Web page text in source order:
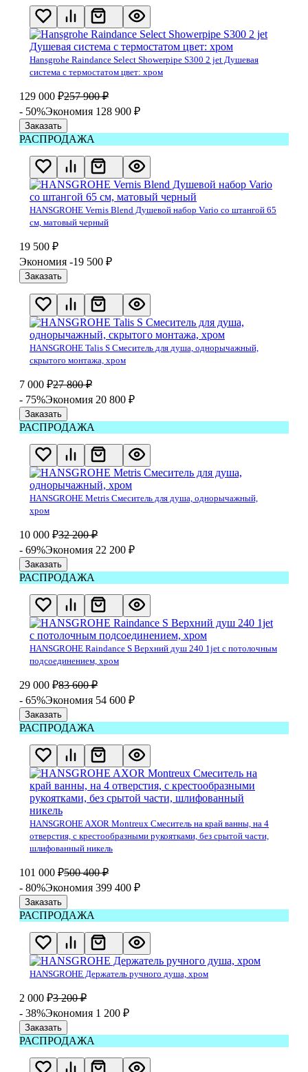
Hansgrohe Raindance Select Showerpipe S300 2 jet Душевая
система с термостатом цвет: хром
129 000 ₽257 900 ₽
- 50%Экономия 128 900 ₽
Заказать
РАСПРОДАЖА
HANSGROHE Vernis Blend Душевой набор Vario cо штангой 65
см, матовый черный
19 500 ₽
Экономия -19 500 ₽
Заказать
HANSGROHE Talis S Смеситель для душа, однорычажный,
скрытого монтажа, хром
7 000 ₽27 800 ₽
- 75%Экономия 20 800 ₽
Заказать
РАСПРОДАЖА
HANSGROHE Metris Смеситель для душа, однорычажный,
хром
10 000 ₽32 200 ₽
- 69%Экономия 22 200 ₽
Заказать
РАСПРОДАЖА
HANSGROHE Raindance S Верхний душ 240 1jet с потолочным
подсоединением, хром
29 000 ₽83 600 ₽
- 65%Экономия 54 600 ₽
Заказать
РАСПРОДАЖА
HANSGROHE AXOR Montreux Смеситель на край ванны, на 4
отверстия, с крестообразными рукоятками, без срытой части,
шлифованный никель
101 000 ₽500 400 ₽
- 80%Экономия 399 400 ₽
Заказать
РАСПРОДАЖА
HANSGROHE Держатель ручного душа, хром
2 000 ₽3 200 ₽
- 38%Экономия 1 200 ₽
Заказать
РАСПРОДАЖА